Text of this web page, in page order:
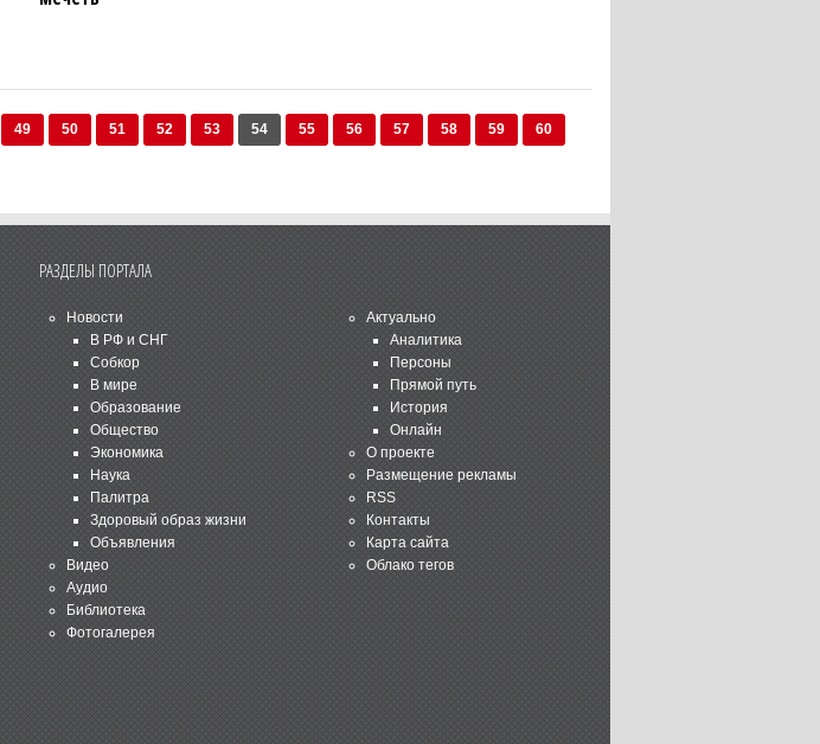
49 50 51 52 53 54 55 56 57 58 59
60
РАЗДЕЛЫ ПОРТАЛА
Новости
В РФ и СНГ
Собкор
В мире
Образование
Общество
Экономика
Наука
Палитра
Здоровый образ жизни
Объявления
Видео
Аудио
Библиотека
Фотогалерея
Актуально
Аналитика
Персоны
Прямой путь
История
Онлайн
О проекте
Размещение рекламы
RSS
Контакты
Карта сайта
Облако тегов